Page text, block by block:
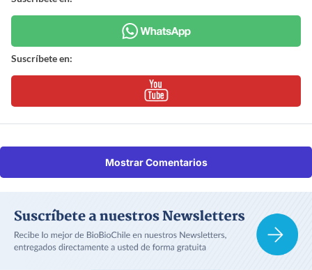
Suscríbete en:
Mostrar Comentarios